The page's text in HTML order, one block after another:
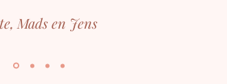
Mads en Jens